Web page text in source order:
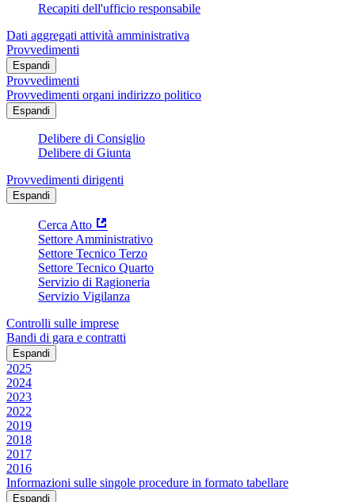
Recapiti dell'ufficio responsabile
Dati aggregati attività amministrativa
Provvedimenti
Espandi
Provvedimenti
Provvedimenti organi indirizzo politico
Espandi
Delibere di Consiglio
Delibere di Giunta
Provvedimenti dirigenti
Espandi
Cerca Atto
Settore Amministrativo
Settore Tecnico Terzo
Settore Tecnico Quarto
Servizio di Ragioneria
Servizio Vigilanza
Controlli sulle imprese
Bandi di gara e contratti
Espandi
2025
2024
2023
2022
2019
2018
2017
2016
Informazioni sulle singole procedure in formato tabellare
Espandi